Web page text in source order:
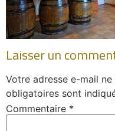
Laisser un
Votre adresse e-mail
obligatoires sont
Commentaire *